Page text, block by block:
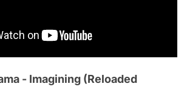
- Imagining (Reloaded